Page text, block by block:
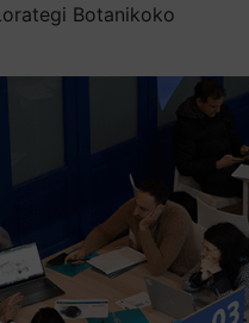
Botanikoko